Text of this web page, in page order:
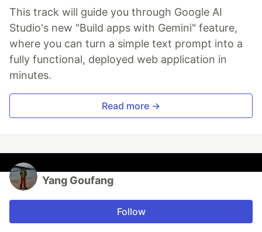
This track will guide you through Google AI
Studio's new "Build apps with Gemini" feature,
where you can turn a simple text prompt into a
fully functional, deployed web application in
minutes.
Read more →
Yang Goufang
Follow